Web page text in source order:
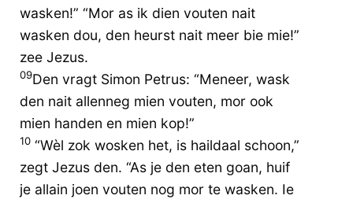
wasken!” “Mor as ik dien vouten nait
wasken dou, den heurst nait meer bie mie!”
zee Jezus.
09Den vragt Simon Petrus: “Meneer, wask
den nait allenneg mien vouten, mor ook
mien handen en mien kop!”
10 “Wèl zok wosken het, is haildaal schoon,”
zegt Jezus den. “As je den eten goan, huif
je allain joen vouten nog mor te wasken. Ie